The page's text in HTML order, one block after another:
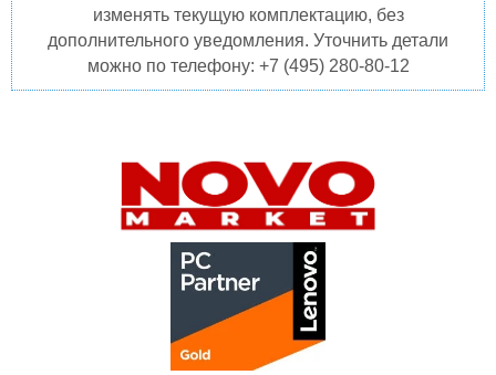
изменять текущую комплектацию, без
дополнительного уведомления. Уточнить детали
можно по телефону: +7 (495) 280-80-12